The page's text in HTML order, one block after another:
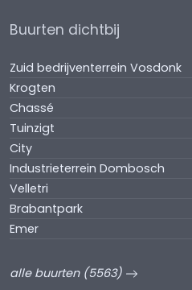
Buurten dichtbij
Zuid bedrijventerrein Vosdonk
Krogten
Chassé
Tuinzigt
City
Industrieterrein Dombosch
Velletri
Brabantpark
Emer
alle buurten (5563)